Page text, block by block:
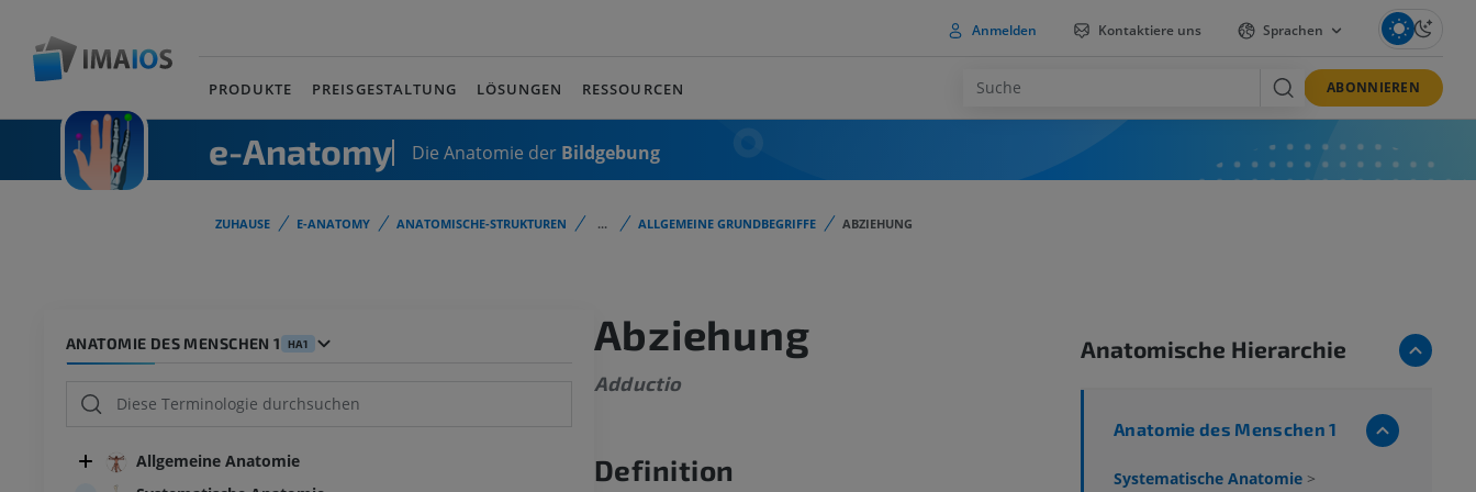
Anmelden Kontaktiere uns Sprachen
PRODUKTE PREISGESTALTUNG LÖSUNGEN RESSOURCEN ABONNIEREN
e-Anatomy Die Anatomie der Bildgebung
ZUHAUSE E-ANATOMY ANATOMISCHE-STRUKTUREN ... ALLGEMEINE GRUNDBEGRIFFE ABZIEHUNG
ANATOMIE DES MENSCHEN 1 HA1
Allgemeine Anatomie
Abziehung
Adductio
Definition
Anatomische Hierarchie
Anatomie des Menschen 1
Systematische Anatomie >